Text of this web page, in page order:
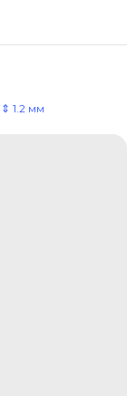
1.2 мм